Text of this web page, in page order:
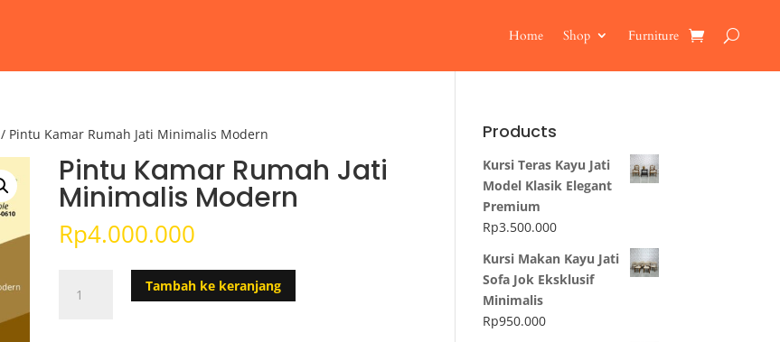
Home Shop Furniture
/ Pintu Kamar Rumah Jati Minimalis Modern
Pintu Kamar Rumah Jati
Minimalis Modern
Rp4.000.000
Pintu
Tambah ke keranjang
Products
Kursi Teras Kayu Jati
Model Klasik Elegant
Premium
Rp3.500.000
Kursi Makan Kayu Jati
Sofa Jok Eksklusif
Minimalis
Rp950.000